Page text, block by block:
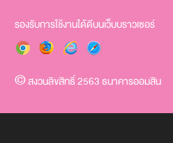
รองรับการใช้งานได้ดีบนเว็บบราวเซอร์
สงวนลิขสิทธิ์ 2563 ธนาคารออมสิน